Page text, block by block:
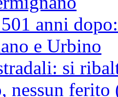
anni
e Urbino
si
nessun ferito